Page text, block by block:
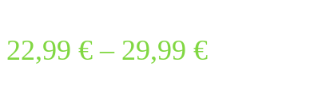
22,99 € – 29,99 €